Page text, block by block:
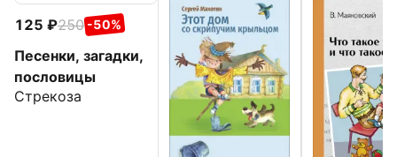
125 250 -50%
Песенки, загадки,
пословицы
Стрекоза